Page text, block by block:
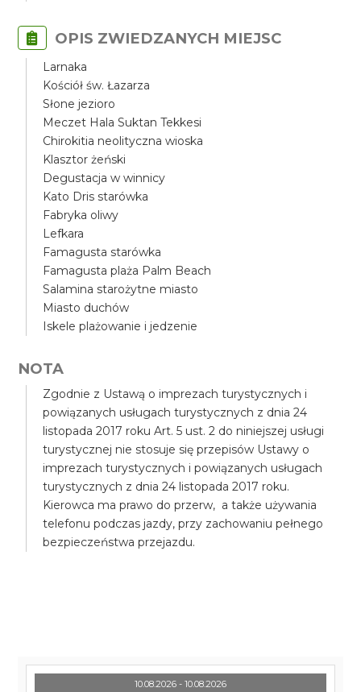
OPIS ZWIEDZANYCH MIEJSC
Larnaka
Kościół św. Łazarza
Słone jezioro
Meczet Hala Suktan Tekkesi
Chirokitia neolityczna wioska
Klasztor żeński
Degustacja w winnicy
Kato Dris starówka
Fabryka oliwy
Lefkara
Famagusta starówka
Famagusta plaża Palm Beach
Salamina starożytne miasto
Miasto duchów
Iskele plażowanie i jedzenie
NOTA
Zgodnie z Ustawą o imprezach turystycznych i
powiązanych usługach turystycznych z dnia 24
listopada 2017 roku Art. 5 ust. 2 do niniejszej usługi
turystycznej nie stosuje się przepisów Ustawy o
imprezach turystycznych i powiązanych usługach
turystycznych z dnia 24 listopada 2017 roku.
Kierowca ma prawo do przerw, a także używania
telefonu podczas jazdy, przy zachowaniu pełnego
bezpieczeństwa przejazdu.
10.08.2026 - 10.08.2026